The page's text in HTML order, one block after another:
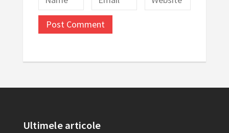
Ultimele articole